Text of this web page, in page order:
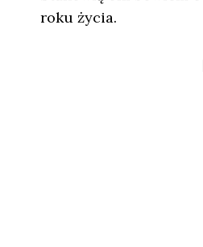
roku życia.